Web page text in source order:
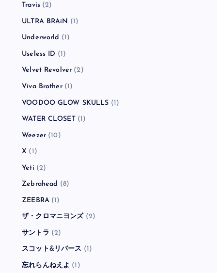
Travis(2)
ULTRA BRAiN (1)
Underworld (1)
Useless ID (1)
Velvet Revolver (2)
Viva Brother(1)
VOODOO GLOW SKULLS (1)
WATER CLOSET(1)
Weezer(10)
X (1)
Yeti (2)
Zebrahead (8)
ZEEBRA(1)
ザ・クロマニヨンズ (2)
サントラ (2)
スコット&リバース (1)
忘れらんねえよ (1)